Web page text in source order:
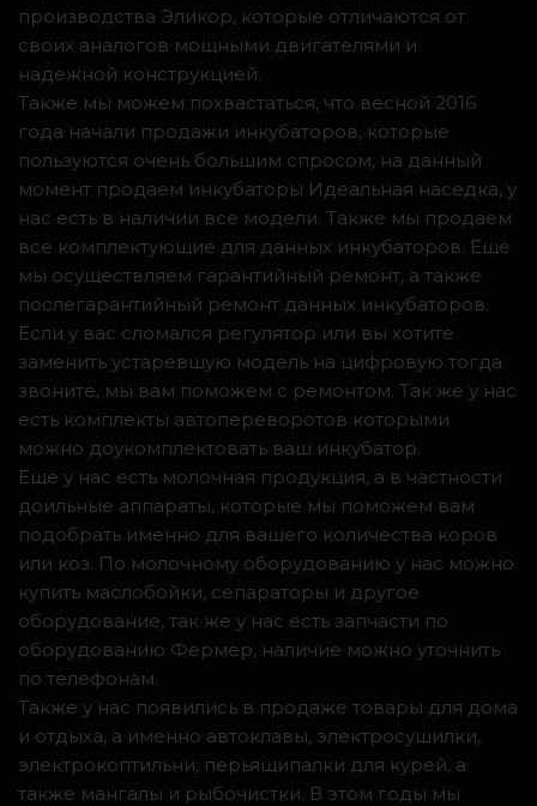
производства Эликор, которые отличаются от
своих аналогов мощными двигателями и
надежной конструкцией.
Также мы можем похвастаться, что весной 2016
года начали продажи инкубаторов, которые
пользуются очень большим спросом, на данный
момент продаем инкубаторы Идеальная наседка, у
нас есть в наличии все модели. Также мы продаем
все комплектующие для данных инкубаторов. Ещё
мы осуществляем гарантийный ремонт, а также
послегарантийный ремонт данных инкубаторов.
Если у вас сломался регулятор или вы хотите
заменить устаревшую модель на цифровую тогда
звоните, мы вам поможем с ремонтом. Так же у нас
есть комплекты автопереворотов которыми
можно доукомплектовать ваш инкубатор.
Ещё у нас есть молочная продукция, а в частности
доильные аппараты, которые мы поможем вам
подобрать именно для вашего количества коров
или коз. По молочному оборудованию у нас можно
купить маслобойки, сепараторы и другое
оборудование, так же у нас есть запчасти по
оборудованию Фермер, наличие можно уточнить
по телефонам.
Также у нас появились в продаже товары для дома
и отдыха, а именно автоклавы, электросушилки,
электрокоптильни, перьящипалки для курей, а
также мангалы и рыбочистки. В этом годы мы